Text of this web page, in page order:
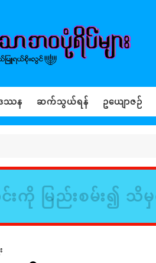
ဿန ဆက်သွယ်ရန် ဥယျောဇဉ်
းကို မြည်းစမ်း၍ သိ